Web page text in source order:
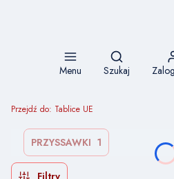
Menu
Otwórz
Szukaj
Przejdź do: Tablice UE
PRZYSSAWKI 1
Filtry